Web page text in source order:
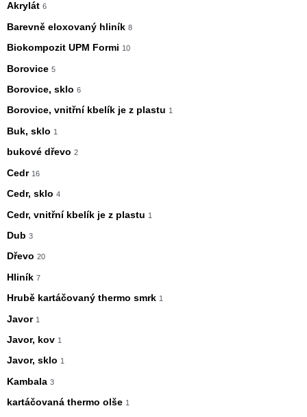
Akrylát 6
Barevně eloxovaný hliník 8
Biokompozit UPM Formi 10
Borovice 5
Borovice, sklo 6
Borovice, vnitřní kbelík je z plastu 1
Buk, sklo 1
bukové dřevo 2
Cedr 16
Cedr, sklo 4
Cedr, vnitřní kbelík je z plastu 1
Dub 3
Dřevo 20
Hliník 7
Hrubě kartáčovaný thermo smrk 1
Javor 1
Javor, kov 1
Javor, sklo 1
Kambala 3
kartáčovaná thermo olše 1